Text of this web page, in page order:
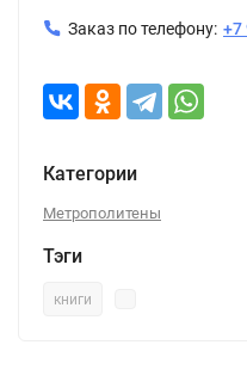
Заказ по телефону: +7
Категории
Метрополитены
Тэги
книги